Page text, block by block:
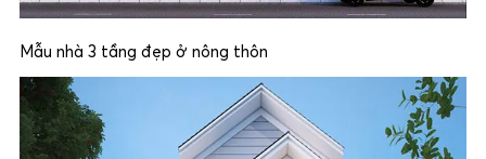
Mẫu nhà 3 tầng đẹp ở nông thôn